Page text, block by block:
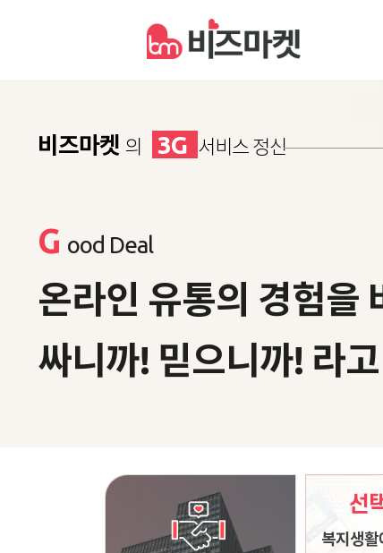
비즈마켓 의 3G 서비스 정신
G lobal Vision
글로벌 유통의 전개
과감하고 새로운 도
선
복지생활
복지생활
공공기관, 공